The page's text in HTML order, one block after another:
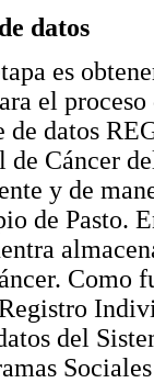
datos
es
el
de datos
de Cáncer
y de
de Pasto.
Como
del